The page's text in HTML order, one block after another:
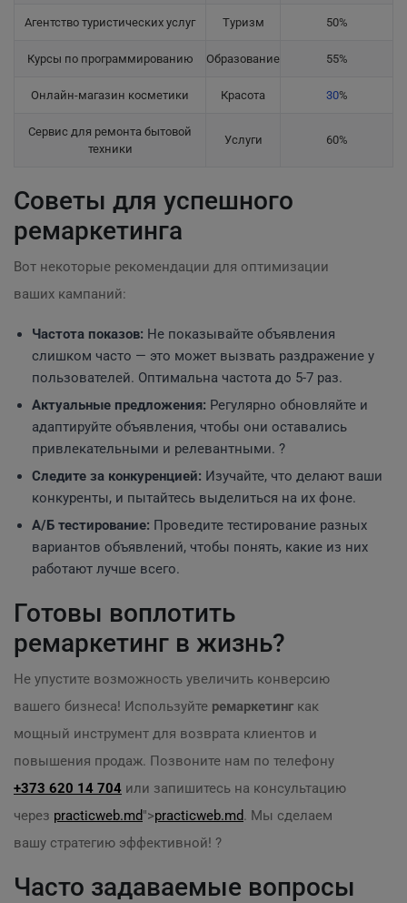
Агентство туристических услуг Туризм 50%
Курсы по программированию Образование 55%
Онлайн-магазин косметики Красота 30%
Сервис для ремонта бытовой
техники
Услуги 60%
Советы для успешного
ремаркетинга
Вот некоторые рекомендации для оптимизации
ваших кампаний:
Частота показов: Не показывайте объявления
слишком часто — это может вызвать раздражение у
пользователей. Оптимальна частота до 5-7 раз.
Актуальные предложения: Регулярно обновляйте и
адаптируйте объявления, чтобы они оставались
привлекательными и релевантными. ?
Следите за конкуренцией: Изучайте, что делают ваши
конкуренты, и пытайтесь выделиться на их фоне.
А/Б тестирование: Проведите тестирование разных
вариантов объявлений, чтобы понять, какие из них
работают лучше всего.
Готовы воплотить
ремаркетинг в жизнь?
Не упустите возможность увеличить конверсию
вашего бизнеса! Используйте ремаркетинг как
мощный инструмент для возврата клиентов и
повышения продаж. Позвоните нам по телефону
+373 620 14 704 или запишитесь на консультацию
через practicweb.md">practicweb.md. Мы сделаем
вашу стратегию эффективной! ?
Часто задаваемые вопросы